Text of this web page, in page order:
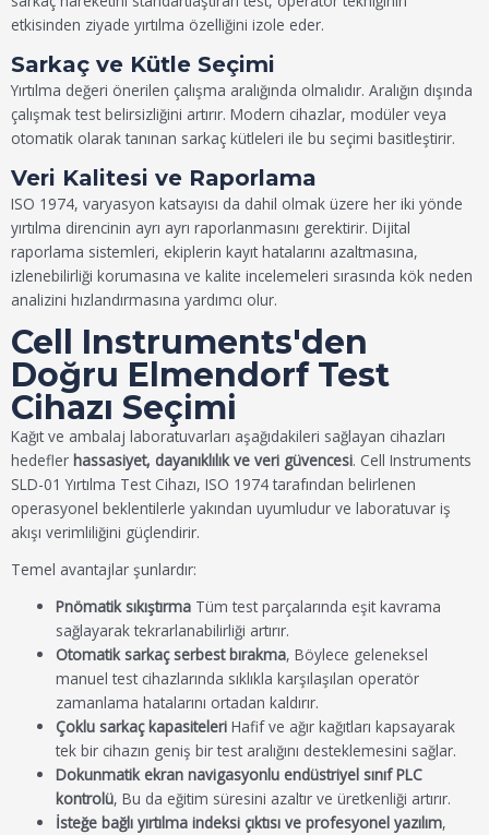
etkisinden ziyade yırtılma özelliğini izole eder.
Sarkaç ve Kütle Seçimi
Yırtılma değeri önerilen çalışma aralığında olmalıdır. Aralığın dışında
çalışmak test belirsizliğini artırır. Modern cihazlar, modüler veya
otomatik olarak tanınan sarkaç kütleleri ile bu seçimi basitleştirir.
Veri Kalitesi ve Raporlama
ISO 1974, varyasyon katsayısı da dahil olmak üzere her iki yönde
yırtılma direncinin ayrı ayrı raporlanmasını gerektirir. Dijital
raporlama sistemleri, ekiplerin kayıt hatalarını azaltmasına,
izlenebilirliği korumasına ve kalite incelemeleri sırasında kök neden
analizini hızlandırmasına yardımcı olur.
Cell Instruments'den
Doğru Elmendorf Test
Cihazı Seçimi
Kağıt ve ambalaj laboratuvarları aşağıdakileri sağlayan cihazları
hedefler hassasiyet, dayanıklılık ve veri güvencesi. Cell Instruments
SLD-01 Yırtılma Test Cihazı, ISO 1974 tarafından belirlenen
operasyonel beklentilerle yakından uyumludur ve laboratuvar iş
akışı verimliliğini güçlendirir.
Temel avantajlar şunlardır:
Pnömatik sıkıştırma Tüm test parçalarında eşit kavrama
sağlayarak tekrarlanabilirliği artırır.
Otomatik sarkaç serbest bırakma, Böylece geleneksel
manuel test cihazlarında sıklıkla karşılaşılan operatör
zamanlama hatalarını ortadan kaldırır.
Çoklu sarkaç kapasiteleri Hafif ve ağır kağıtları kapsayarak
tek bir cihazın geniş bir test aralığını desteklemesini sağlar.
Dokunmatik ekran navigasyonlu endüstriyel sınıf PLC
kontrolü, Bu da eğitim süresini azaltır ve üretkenliği artırır.
İsteğe bağlı yırtılma indeksi çıktısı ve profesyonel yazılım,